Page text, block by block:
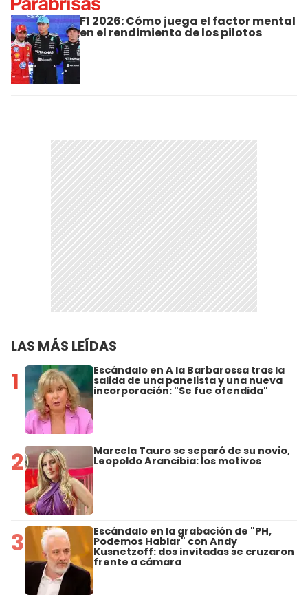
F1 2026: Cómo juega el factor mental
en el rendimiento de los pilotos
LAS MÁS LEÍDAS
1 Escándalo en A la Barbarossa tras la
salida de una panelista y una nueva
incorporación: "Se fue ofendida"
2 Marcela Tauro se separó de su novio,
Leopoldo Arancibia: los motivos
3 Escándalo en la grabación de "PH,
Podemos Hablar" con Andy
Kusnetzoff: dos invitadas se cruzaron
frente a cámara